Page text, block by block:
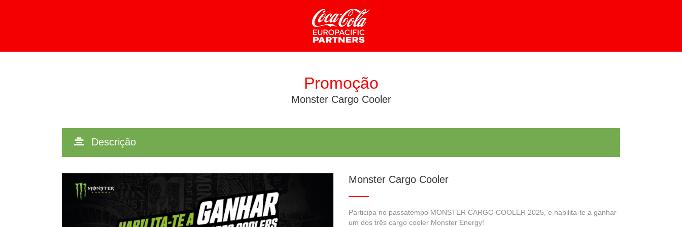
Promoção
Monster Cargo Cooler
Descrição
Monster Cargo Cooler
Participa no passatempo MONSTER CARGO COOLER 2025, e habilita-te a ganhar
um dos três cargo cooler Monster Energy!
Estes cookies são necessários para que o website funcione, sendo que não podem ser desativados nos nossos sistemas. Pode
configurar o seu navegador de internet para bloquear ou alertá-lo quanto a estes cookies, contudo algumas áreas do website não irão
funcionar. Estes cookies não armazenam nenhuma informação relativa a identificação pessoal.
Cookies de rendimiento